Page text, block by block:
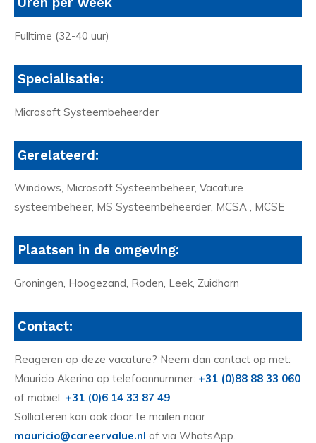
Uren per week
Fulltime (32-40 uur)
Specialisatie:
Microsoft Systeembeheerder
Gerelateerd:
Windows, Microsoft Systeembeheer, Vacature
systeembeheer, MS Systeembeheerder, MCSA , MCSE
Plaatsen in de omgeving:
Groningen, Hoogezand, Roden, Leek, Zuidhorn
Contact:
Reageren op deze vacature? Neem dan contact op met:
Mauricio Akerina op telefoonnummer: +31 (0)88 88 33 060
of mobiel: +31 (0)6 14 33 87 49
Solliciteren kan ook door te mailen naar
mauricio@careervalue.nl of via WhatsApp.